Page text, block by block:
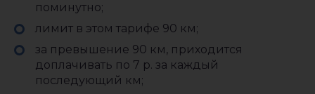
поминутно;
лимит в этом тарифе 90 км;
за превышение 90 км, приходится
доплачивать по 7 р. за каждый
последующий км;